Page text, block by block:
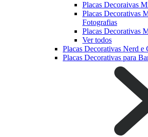
Placas Decoraivas
Placas Decorativas
Fotografias
Placas Decorativas
Ver todos
Placas Decorativas Nerd e
Placas Decorativas para